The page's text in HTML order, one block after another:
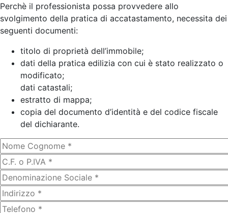
Perchè il professionista possa provvedere allo
svolgimento della pratica di accatastamento, necessita dei
seguenti documenti:
titolo di proprietà dell’immobile;
dati della pratica edilizia con cui è stato realizzato o
modificato;
dati catastali;
estratto di mappa;
copia del documento d’identità e del codice fiscale
del dichiarante.